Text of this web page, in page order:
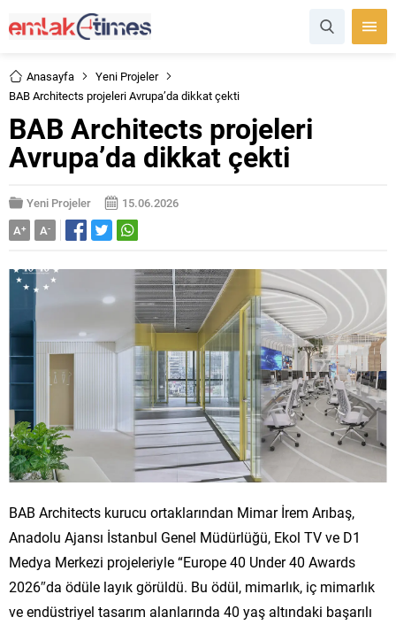
Anasayfa
Yeni Projeler
BAB Architects projeleri Avrupa’da dikkat çekti
BAB Architects projeleri
Avrupa’da dikkat çekti
Yeni Projeler
15.06.2026
A+ A-
BAB Architects kurucu ortaklarından Mimar İrem Arıbaş,
Anadolu Ajansı İstanbul Genel Müdürlüğü, Ekol TV ve D1
Medya Merkezi projeleriyle “Europe 40 Under 40 Awards
2026″da ödüle layık görüldü. Bu ödül, mimarlık, iç mimarlık
ve endüstriyel tasarım alanlarında 40 yaş altındaki başarılı